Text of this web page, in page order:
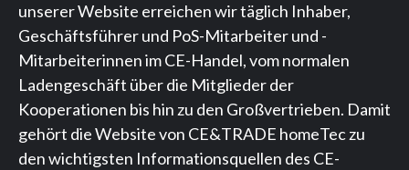
unserer Website erreichen wir täglich Inhaber,
Geschäftsführer und PoS-Mitarbeiter und -
Mitarbeiterinnen im CE-Handel, vom normalen
Ladengeschäft über die Mitglieder der
Kooperationen bis hin zu den Großvertrieben. Damit
gehört die Website von CE&TRADE homeTec zu
den wichtigsten Informationsquellen des CE-